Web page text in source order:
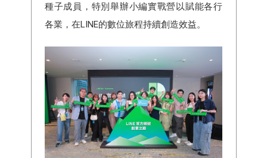
種子成員，特別舉辦小編實戰營以賦能各行
各業，在LINE的數位旅程持續創造效益。